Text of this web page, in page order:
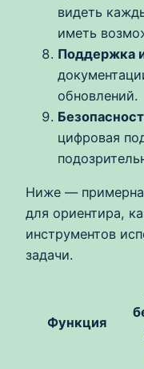
видеть
иметь
Поддержка
обновлений.
цифровая
Ниже —
для ориентира,
инструментов
задачи.
Функция